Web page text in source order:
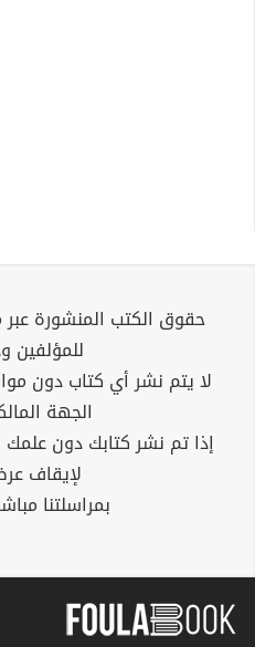
حقوق الكتب المنشورة
للمؤلفين
لا يتم نشر أي كتاب دون
الجهة
إذا تم نشر كتابك دون علمك
لإيقاف
بمراسلتنا